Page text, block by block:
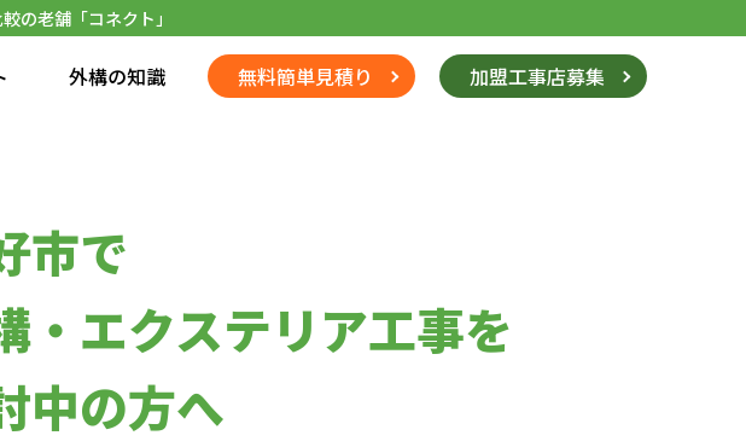
の老舗「コネクト」
外構の知識 無料簡単見積り 加盟工事店募集
市で
・エクステリア工事を
中の方へ